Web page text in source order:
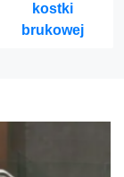
kostki
brukowej